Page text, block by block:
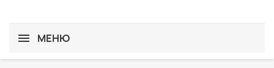
МЕНЮ